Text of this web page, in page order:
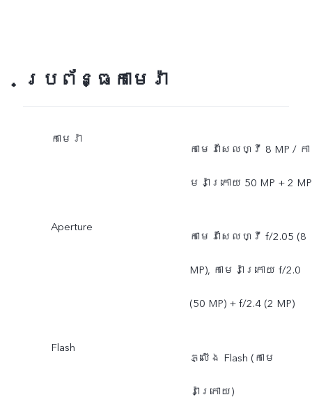
ប្រព័ន្ធកាមេរ៉ា
កាមេរ៉ា
កាមេរ៉ាសែលហ្វី 8 MP / កា
មេរ៉ាក្រោយ 50 MP + 2 MP
Aperture
កាមេរ៉ាសែលហ្វី f/2.05 (8
MP), កាមេរ៉ាក្រោយ f/2.0
(50 MP) + f/2.4 (2 MP)
Flash
ភ្លើង Flash (កាមេ
រ៉ាក្រោយ)